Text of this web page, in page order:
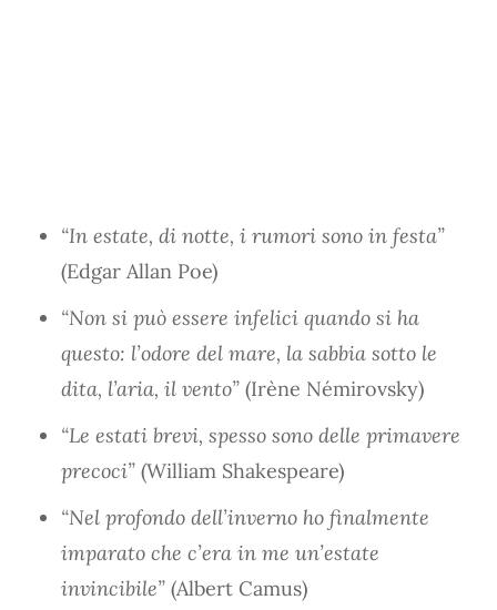
“In estate, di notte, i rumori sono in festa”
(Edgar Allan Poe)
“Non si può essere infelici quando si ha
questo: l’odore del mare, la sabbia sotto le
dita, l’aria, il vento” (Irène Némirovsky)
“Le estati brevi, spesso sono delle primavere
precoci” (William Shakespeare)
“Nel profondo dell’inverno ho finalmente
imparato che c’era in me un’estate
invincibile” (Albert Camus)